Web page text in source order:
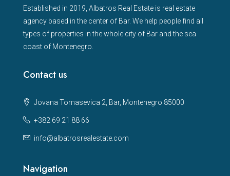
Established in 2019, Albatros Real Estate is real estate
agency based in the center of Bar. We help people find all
types of properties in the whole city of Bar and the sea
coast of Montenegro.
Contact us
Jovana Tomasevica 2, Bar, Montenegro 85000
+382 69 21 88 66
info@albatrosrealestate.com
Navigation